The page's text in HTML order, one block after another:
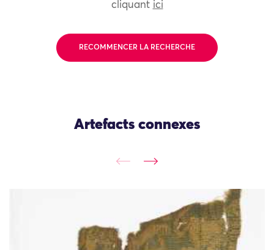
cliquant ici
RECOMMENCER LA RECHERCHE
Artefacts connexes